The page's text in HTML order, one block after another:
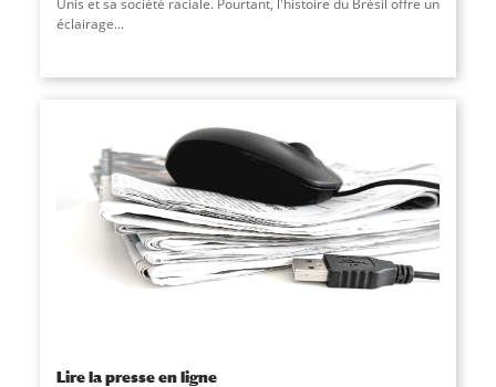
Unis et sa société raciale. Pourtant, l'histoire du Brésil offre un
éclairage...
Lire la presse en ligne